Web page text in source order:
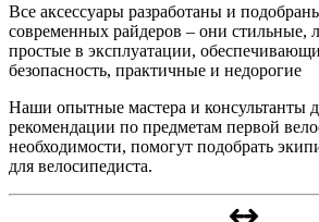
Все аксессуары разработаны и
современных райдеров – они стильные,
простые в эксплуатации,
безопасность, практичные и недорогие
Наши опытные мастера и консультанты
рекомендации по предметам первой
необходимости, помогут подобрать
для велосипедиста.